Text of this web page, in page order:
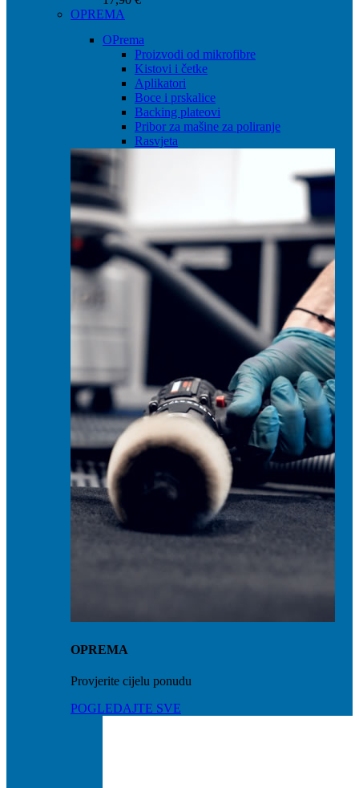
OPREMA
OPrema
Proizvodi od mikrofibre
Kistovi i četke
Aplikatori
Boce i prskalice
Backing plateovi
Pribor za mašine za poliranje
Rasvjeta
OPREMA
Provjerite cijelu ponudu
POGLEDAJTE SVE